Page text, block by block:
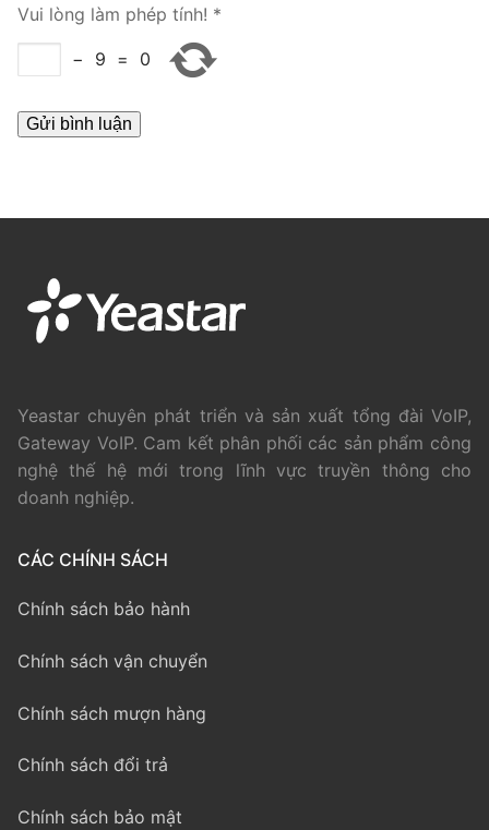
Vui lòng làm phép tính! *
− 9 = 0
Yeastar chuyên phát triển và sản xuất tổng đài VoIP,
Gateway VoIP. Cam kết phân phối các sản phẩm công
nghệ thế hệ mới trong lĩnh vực truyền thông cho
doanh nghiệp.
CÁC CHÍNH SÁCH
Chính sách bảo hành
Chính sách vận chuyển
Chính sách mượn hàng
Chính sách đổi trả
Chính sách bảo mật